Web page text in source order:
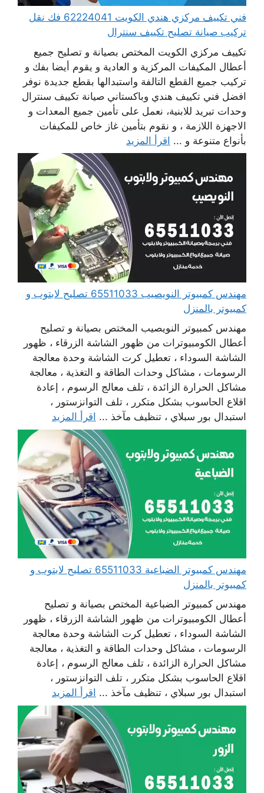
فني تكييف مركزي هندي الكويت 62224041 فك نقل
تركيب صيانة تصليح تكييف سنترال
تكييف مركزي الكويت المختص بصيانة و تصليح جميع
أعطال المكيفات المركزية و العادية و يقوم أيضا بفك و
تركيب جميع القطع التالفة واستبدالها بقطع جديدة نوفر
افضل فني تكييف هندي وباكستاني صيانة تكييف سنترال
وحدات تبريد للابنية، نعمل على تأمين جميع المعدات و
الاجهزة اللازمة ، و نقوم بتأمين غاز خاص للمكيفات
بأنواع متنوعة و ... اقرأ المزيد
مهندس كمبيوتر النويصيب 65511033 تصليح لابتوب و
كمبيوتر بالمنزل
مهندس كمبيوتر النويصيب المختص بصيانة و تصليح
أعطال الكومبيوترات من ظهور الشاشة الزرقاء ، ظهور
الشاشة السوداء ، تعطيل كرت الشاشة وحدة معالجة
الرسومات ، مشاكل وحدات الطاقة و التغذية ، معالجة
مشاكل الحرارة الزائدة ، تلف معالج الرسوم ، إعادة
اقلاع الحاسوب بشكل متكرر ، تلف التوانزستور ،
استبدال بور سبلاي ، تنظيف مآخذ ... اقرأ المزيد
مهندس كمبيوتر الضباعية 65511033 تصليح لابتوب و
كمبيوتر بالمنزل
مهندس كمبيوتر الضباعية المختص بصيانة و تصليح
أعطال الكومبيوترات من ظهور الشاشة الزرقاء ، ظهور
الشاشة السوداء ، تعطيل كرت الشاشة وحدة معالجة
الرسومات ، مشاكل وحدات الطاقة و التغذية ، معالجة
مشاكل الحرارة الزائدة ، تلف معالج الرسوم ، إعادة
اقلاع الحاسوب بشكل متكرر ، تلف التوانزستور ،
استبدال بور سبلاي ، تنظيف مآخذ ... اقرأ المزيد